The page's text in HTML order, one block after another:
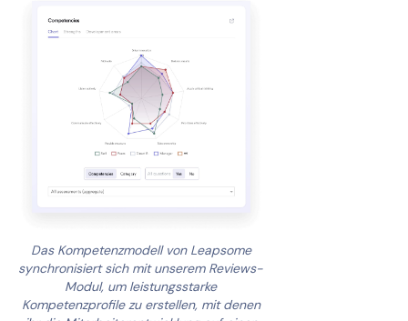
Das Kompetenzmodell von Leapsome
synchronisiert sich mit unserem Reviews-
Modul, um leistungsstarke
Kompetenzprofile zu erstellen, mit denen